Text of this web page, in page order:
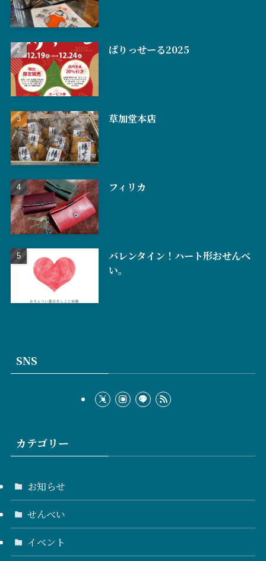
ぱりっせーる2025
草加堂本店
フィリカ
バレンタイン！ハート形おせんべ
い。
SNS
カテゴリー
お知らせ
せんべい
イベント